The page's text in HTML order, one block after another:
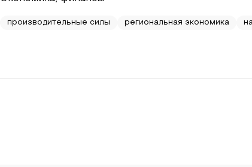
производительные силы региональная экономика